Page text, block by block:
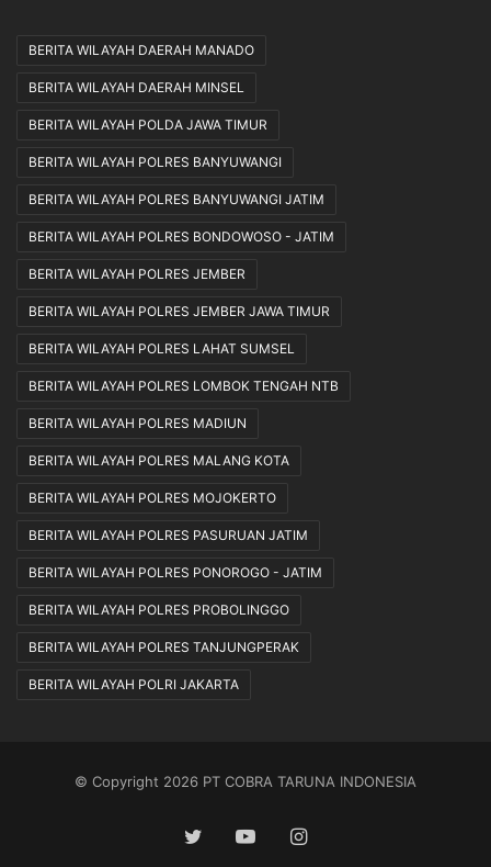
BERITA WILAYAH DAERAH MANADO
BERITA WILAYAH DAERAH MINSEL
BERITA WILAYAH POLDA JAWA TIMUR
BERITA WILAYAH POLRES BANYUWANGI
BERITA WILAYAH POLRES BANYUWANGI JATIM
BERITA WILAYAH POLRES BONDOWOSO - JATIM
BERITA WILAYAH POLRES JEMBER
BERITA WILAYAH POLRES JEMBER JAWA TIMUR
BERITA WILAYAH POLRES LAHAT SUMSEL
BERITA WILAYAH POLRES LOMBOK TENGAH NTB
BERITA WILAYAH POLRES MADIUN
BERITA WILAYAH POLRES MALANG KOTA
BERITA WILAYAH POLRES MOJOKERTO
BERITA WILAYAH POLRES PASURUAN JATIM
BERITA WILAYAH POLRES PONOROGO - JATIM
BERITA WILAYAH POLRES PROBOLINGGO
BERITA WILAYAH POLRES TANJUNGPERAK
BERITA WILAYAH POLRI JAKARTA
© Copyright 2026 PT COBRA TARUNA INDONESIA
TwitterYouTubeInstagram